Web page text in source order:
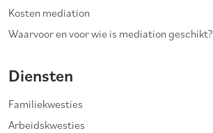
Kosten mediation
Waarvoor en voor wie is mediation geschikt?
Diensten
Familiekwesties
Arbeidskwesties